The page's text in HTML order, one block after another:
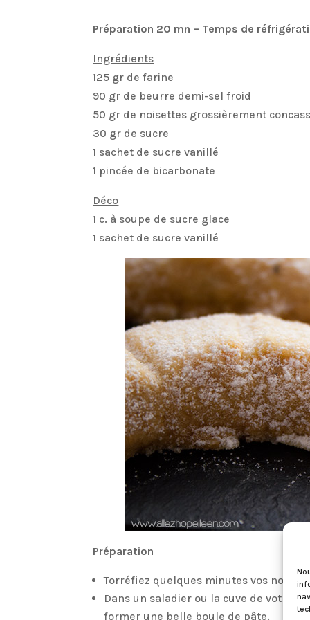
Préparation 20 mn – Temps de
Ingrédients
125 gr de farine
90 gr de beurre demi-sel froid
50 gr de noisettes grossièrement
30 gr de sucre
1 sachet de sucre vanillé
1 pincée de bicarbonate
Déco
1 c. à soupe de sucre glace
1 sachet de sucre vanillé
Préparation
Torréfiez quelques minutes vos
Dans un saladier ou la cuve de votre
former une belle boule de pâte.